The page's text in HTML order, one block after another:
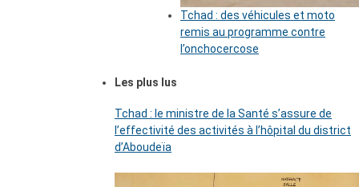
Tchad : des véhicules et moto
remis au programme contre
l’onchocercose
Les plus lus
Tchad : le ministre de la Santé s’assure de
l’effectivité des activités à l’hôpital du district
d’Aboudeïa